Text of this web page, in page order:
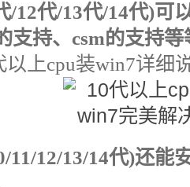
/12代/13代/14代)可
支持、csm的支持等
以上cpu装win7详细
11/12/13/14代)还能